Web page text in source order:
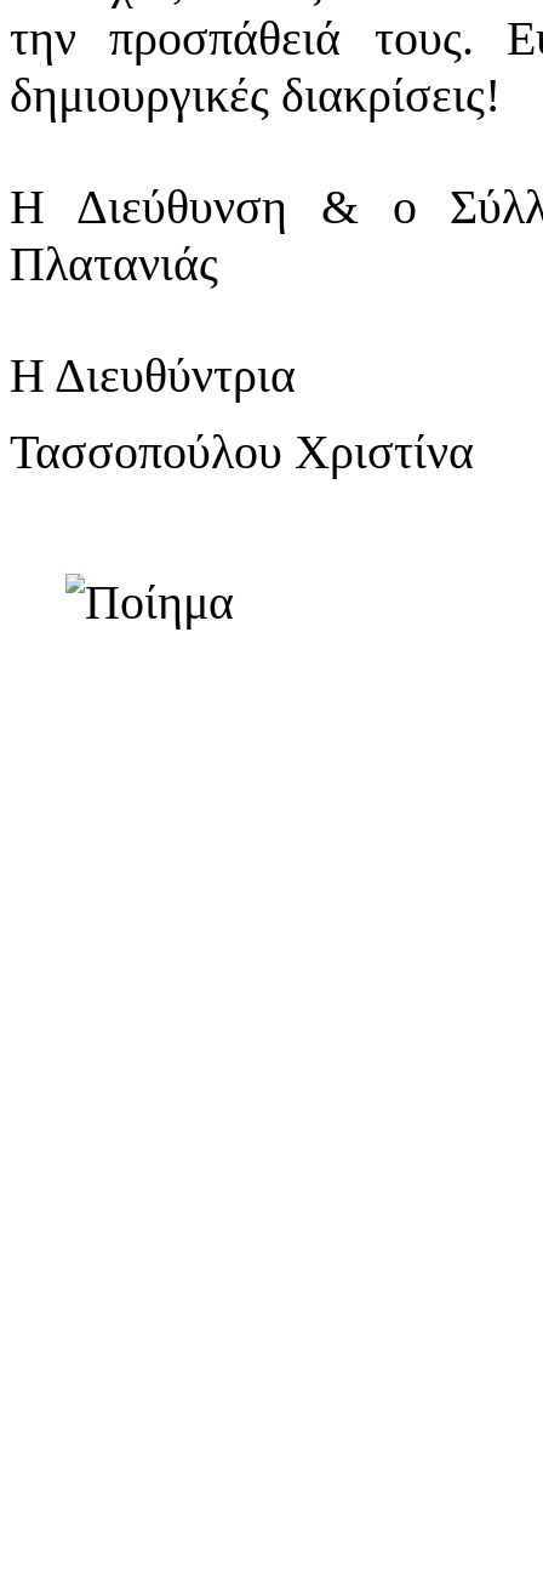
την προσπάθειά τους.
δημιουργικές διακρίσεις!
Η Διεύθυνση & ο
Πλατανιάς
Η Διευθύντρια
Τασσοπούλου Χριστίνα